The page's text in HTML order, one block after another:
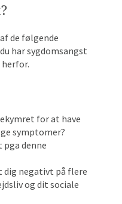
de følgende
har sygdomsangst
for at have
symptomer?
denne
dig negativt på flere
og dit sociale